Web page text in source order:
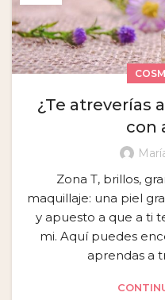
¿Te atreverías
con
Zona T, brillos,
maquillaje: una piel
y apuesto a que a ti
mi. Aquí puedes
aprendas a